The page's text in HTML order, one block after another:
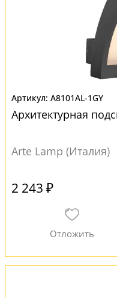
A8101AL-1GY
Архитектурная
Arte Lamp (Италия)
2 243 ₽